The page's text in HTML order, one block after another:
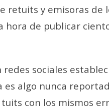
retuits y emisoras
hora de publicar
sociales
es algo nunca
con los mismos